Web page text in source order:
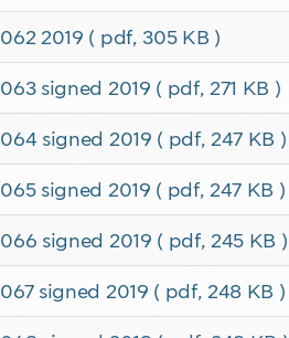
p
062 2019 ( pdf, 305 KB )
p
063 signed 2019 ( pdf, 271 KB )
p
064 signed 2019 ( pdf, 247 KB )
p
065 signed 2019 ( pdf, 247 KB )
p
066 signed 2019 ( pdf, 245 KB )
p
067 signed 2019 ( pdf, 248 KB )